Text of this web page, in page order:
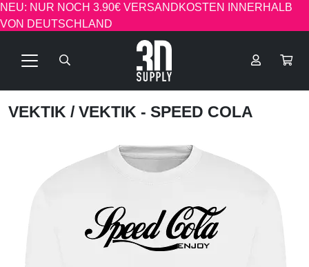
NEU: NUR NOCH 3.90€ VERSANDKOSTEN INNERHALB
VON DEUTSCHLAND
VEKTIK / VEKTIK - SPEED COLA